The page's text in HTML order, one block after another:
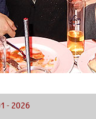
- 2026